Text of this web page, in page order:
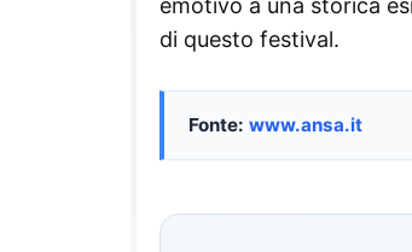
emotivo a una storica
di questo festival.
Fonte: www.ansa.it